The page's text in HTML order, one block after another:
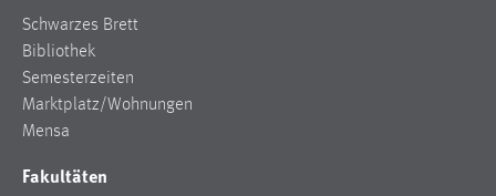
Schwarzes Brett
Bibliothek
Semesterzeiten
Marktplatz/Wohnungen
Mensa
Fakultäten